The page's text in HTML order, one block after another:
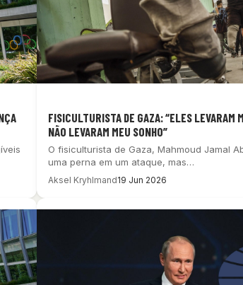
FISICULTURISTA DE GAZA: “ELES LEVARAM
NÃO LEVARAM MEU SONHO”
O fisiculturista de Gaza, Mahmoud Jamal
uma perna em um ataque, mas…
Aksel Kryhlmand19 Jun 2026